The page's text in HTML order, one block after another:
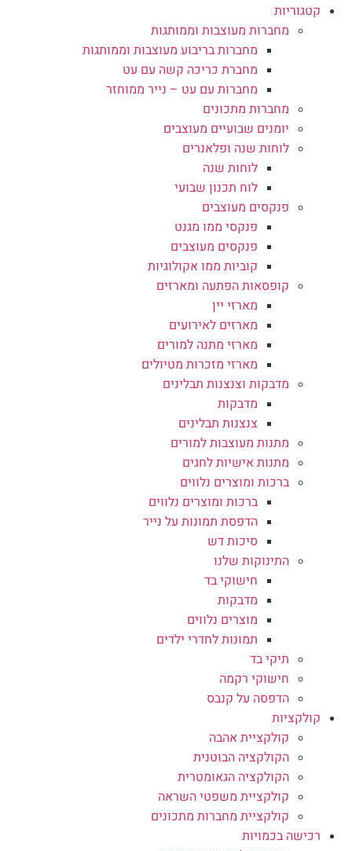
קטגוריות
מחברות מעוצבות וממותגות
מחברות בריבוע מעוצבות וממותגות
מחברת כריכה קשה עם עט
מחברות עם עט – נייר ממוחזר
מחברות מתכונים
יומנים שבועיים מעוצבים
לוחות שנה ופלאנרים
לוחות שנה
לוח תכנון שבועי
פנקסים מעוצבים
פנקסי ממו מגנט
פנקסים מעוצבים
קוביות ממו אקולוגיות
קופסאות הפתעה ומארזים
מארזי יין
מארזים לאירועים
מארזי מתנה למורים
מארזי מזכרות מטיולים
מדבקות וצנצנות תבלינים
מדבקות
צנצנות תבלינים
מתנות מעוצבות למורים
מתנות אישיות לחגים
ברכות ומוצרים נלווים
ברכות ומוצרים נלווים
הדפסת תמונות על נייר
סיכות דש
התינוקות שלנו
חישוקי בד
מדבקות
מוצרים נלווים
תמונות לחדרי ילדים
תיקי בד
חישוקי רקמה
הדפסה על קנבס
קולקציות
קולקציית אהבה
הקולקציה הבוטנית
הקולקציה הגאומטרית
קולקציית משפטי השראה
קולקציית מחברות מתכונים
רכישה בכמויות